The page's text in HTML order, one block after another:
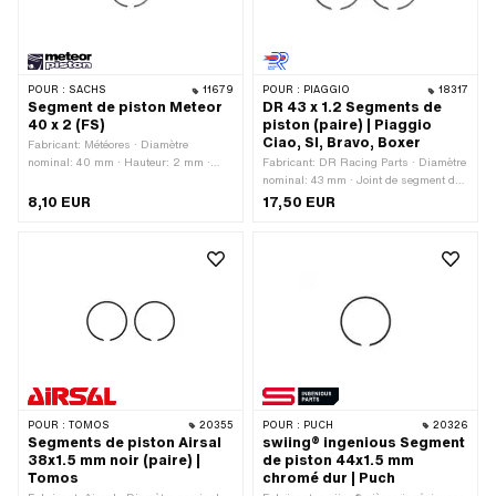
POUR : SACHS 11679
Segment de piston Meteor
40 x 2 (FS)
Fabricant: Météores · Diamètre
nominal: 40 mm · Hauteur: 2 mm ·
rectangulaire · Joint de segment de
8,10 EUR
POUR : PIAGGIO 18317
DR 43 x 1.2 Segments de
piston (paire) | Piaggio
Ciao, SI, Bravo, Boxer
Fabricant: DR Racing Parts · Diamètre
nominal: 43 mm · Joint de segment de
piston: protection intérieure (PI) ·
17,50 EUR
POUR : TOMOS 20355
Segments de piston Airsal
38x1.5 mm noir (paire) |
Tomos
POUR : PUCH 20326
swiing® ingenious Segment
de piston 44x1.5 mm
chromé dur | Puch